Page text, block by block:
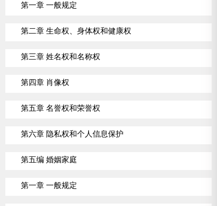
第一章 一般规定
第二章 生命权、身体权和健康权
第三章 姓名权和名称权
第四章 肖像权
第五章 名誉权和荣誉权
第六章 隐私权和个人信息保护
第五编 婚姻家庭
第一章 一般规定